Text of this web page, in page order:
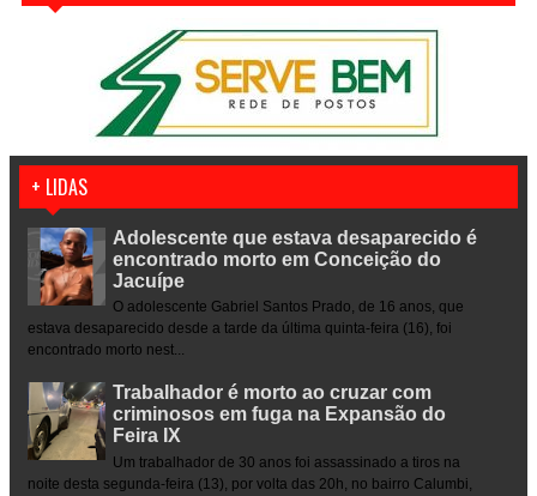
+ LIDAS
Adolescente que estava desaparecido é
encontrado morto em Conceição do
Jacuípe
O adolescente Gabriel Santos Prado, de 16 anos, que
estava desaparecido desde a tarde da última quinta-feira (16), foi
encontrado morto nest...
Trabalhador é morto ao cruzar com
criminosos em fuga na Expansão do
Feira IX
Um trabalhador de 30 anos foi assassinado a tiros na
noite desta segunda-feira (13), por volta das 20h, no bairro Calumbi,